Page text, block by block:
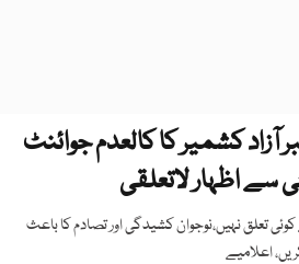
کشمیر کا کالعدم جوائنٹ
اظہار لاتعلقی
تعلق نہیں،نوجوان کشیدگی اور تصادم کا باعث
اعلامیے